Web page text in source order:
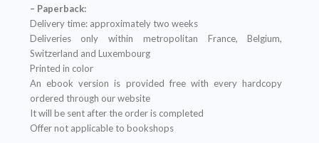
– Paperback:
Delivery time: approximately two weeks
Deliveries only within metropolitan France, Belgium,
Switzerland and Luxembourg
Printed in color
An ebook version is provided free with every hardcopy
ordered through our website
It will be sent after the order is completed
Offer not applicable to bookshops